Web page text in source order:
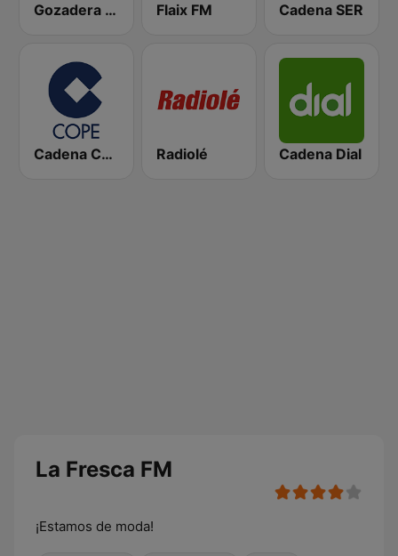
Gozadera FM Flaix FM Cadena SER
Cadena COPE Radiolé Cadena Dial
La Fresca FM
¡Estamos de moda!